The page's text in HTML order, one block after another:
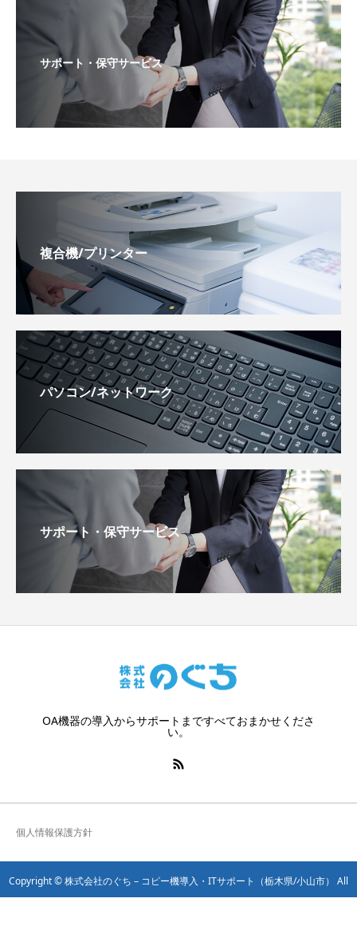
サポート・保守サービス
複合機/プリンター
パソコン/ネットワーク
サポート・保守サービス
OA機器の導入からサポートまですべておまかせくださ
い。
個人情報保護方針
Copyright © 株式会社のぐち – コピー機導入・ITサポート（栃木県/小山市） All
TEL：0285-28-3366 ご相談・お問い合わせ サポート・保守サービス